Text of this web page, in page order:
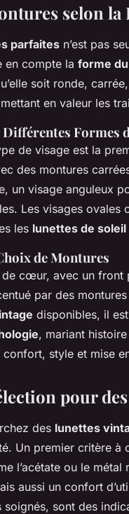
selon la
parfaites n’est pas
en compte la forme
soit ronde,
en valeur les
Formes
de visage est la
des montures
un visage anguleux
Les visages ovales
les lunettes de soleil
de Montures
cœur, avec un front
par des
disponibles, il
, mariant
style et mise
pour
des lunettes
Un premier critère à
l’acétate ou le
aussi un confort
soignés, sont des